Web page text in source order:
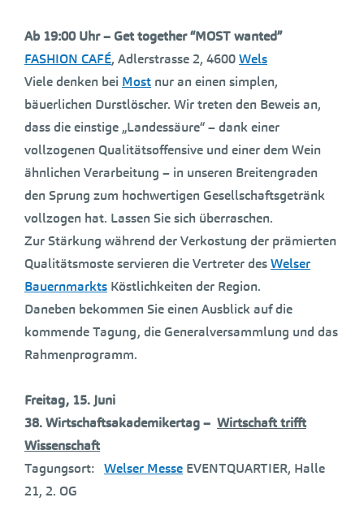
Ab 19:00 Uhr – Get together “MOST wanted”
FASHION CAFÉ, Adlerstrasse 2, 4600Wels
Viele denken bei Most nur an einen simplen,
bäuerlichen Durstlöscher. Wir treten den Beweis an,
dass die einstige „Landessäure“ – dank einer
vollzogenen Qualitätsoffensive und einer dem Wein
ähnlichen Verarbeitung – in unseren Breitengraden
den Sprung zum hochwertigen Gesellschaftsgetränk
vollzogen hat. Lassen Sie sich überraschen.
Zur Stärkung während der Verkostung der prämierten
Qualitätsmoste servieren die Vertreter desWelser
Bauernmarkts Köstlichkeiten der Region.
Daneben bekommen Sie einen Ausblick auf die
kommende Tagung, die Generalversammlung und das
Rahmenprogramm.
Freitag, 15. Juni
38. Wirtschaftsakademikertag – Wirtschaft trifft
Wissenschaft
Tagungsort: Welser Messe EVENTQUARTIER, Halle
21, 2. OG